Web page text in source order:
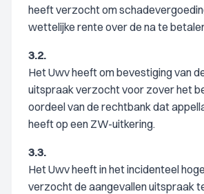
heeft verzocht om
wettelijke rente over de na te
3.2.
Het Uwv heeft om bevestiging van
uitspraak verzocht voor zover het
oordeel van de rechtbank dat
heeft op een ZW-uitkering.
3.3.
Het Uwv heeft in het incidenteel
verzocht de aangevallen uitspraak